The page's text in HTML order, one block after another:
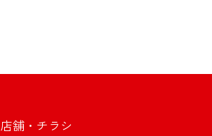
店舗・チラシ